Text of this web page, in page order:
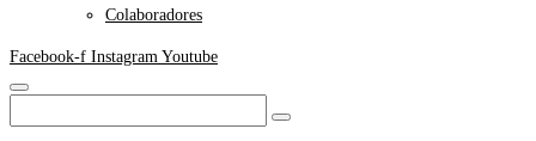
Colaboradores
Facebook-f Instagram Youtube